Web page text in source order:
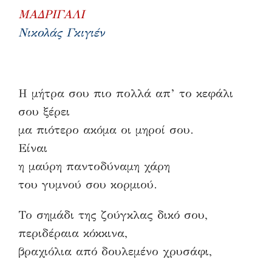
ΜΑΔΡΙΓΑΛΙ
Νικολάς Γκιγιέν
Η μήτρα σου πιο πολλά απ’ το κεφάλι
σου ξέρει
μα πιότερο ακόμα οι μηροί σου.
Είναι
η μαύρη παντοδύναμη χάρη
του γυμνού σου κορμιού.
Το σημάδι της ζούγκλας δικό σου,
περιδέραια κόκκινα,
βραχιόλια από δουλεμένο χρυσάφι,